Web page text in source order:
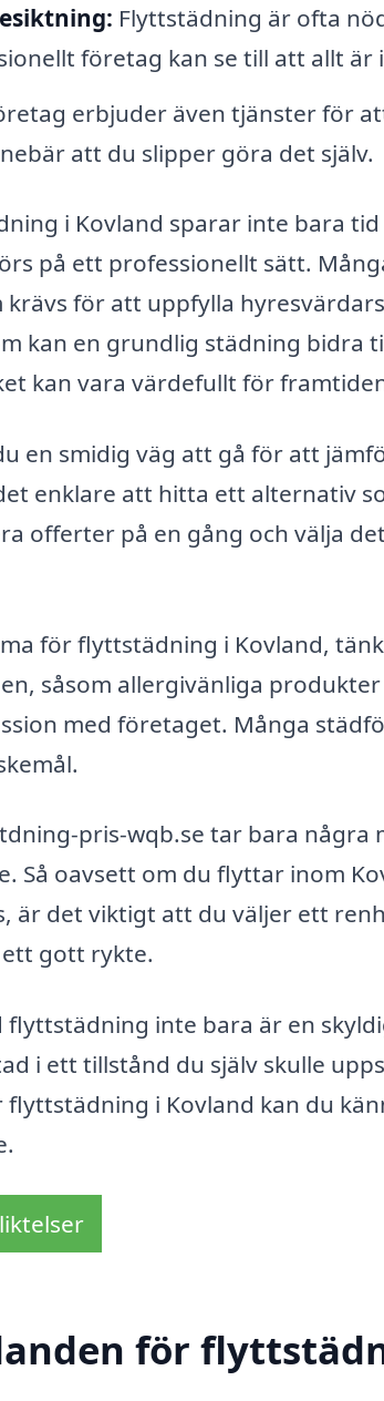
Flyttstädning är ofta
företag kan se till att allt är
erbjuder även tjänster för
att du slipper göra det själv.
i Kovland sparar inte bara tid
på ett professionellt sätt.
för att uppfylla
kan en grundlig städning bidra
kan vara värdefullt för
en smidig väg att gå för att
enklare att hitta ett alternativ
offerter på en gång och välja
för flyttstädning i Kovland,
såsom allergivänliga
med företaget. Många
pris-wqb.se tar bara några
Så oavsett om du flyttar inom
är det viktigt att du väljer ett
gott rykte.
inte bara är en
i ett tillstånd du själv skulle
i Kovland kan du
för